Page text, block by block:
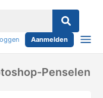
Aanmelden
Penselen